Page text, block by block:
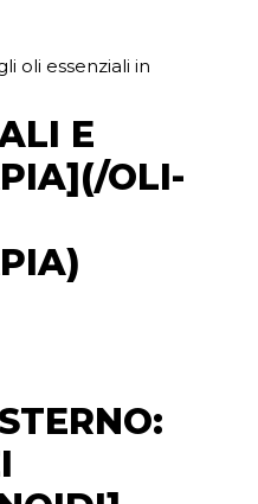
oli essenziali in
E
OLI-